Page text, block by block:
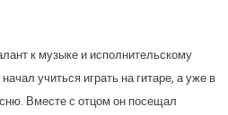
к музыке и исполнительскому
учиться играть на гитаре, а уже в
Вместе с отцом он посещал